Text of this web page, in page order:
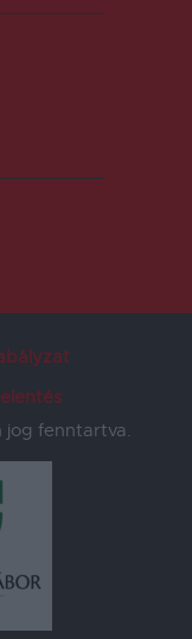
jog fenntartva.